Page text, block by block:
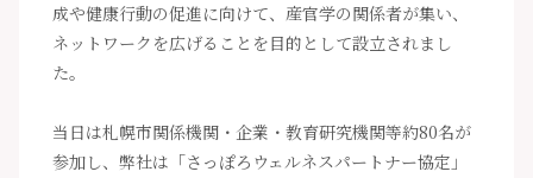
成や健康行動の促進に向けて、産官学の関係者が集い、
ネットワークを広げることを目的として設立されまし
た。
当日は札幌市関係機関・企業・教育研究機関等約80名が
参加し、弊社は「さっぽろウェルネスパートナー協定」